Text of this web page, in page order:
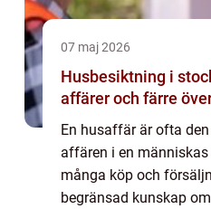
07 maj 2026
Husbesiktning i stockholm
affärer och färre
En husaffär är ofta
affären i en
många köp och
begränsad kunskap